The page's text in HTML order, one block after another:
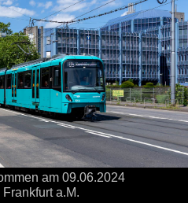
am 09.06.2024
a.M.